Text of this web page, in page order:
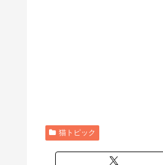
猫トピック